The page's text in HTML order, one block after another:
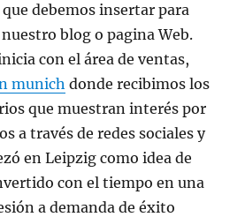
debemos insertar para
blog o pagina Web.
con el área de ventas,
munich donde recibimos los
que muestran interés por
a través de redes sociales y
en Leipzig como idea de
con el tiempo en una
a demanda de éxito